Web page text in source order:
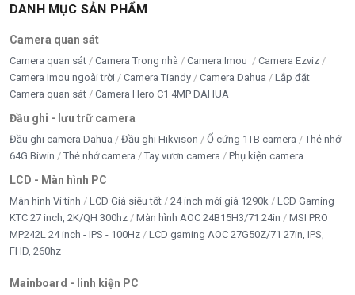
DANH MỤC SẢN PHẨM
Camera quan sát
Camera quan sát Camera Trong nhà Camera Imou
Camera Ezviz
Camera Imou ngoài trời
Camera Tiandy Camera Dahua
Lắp đặt
Camera quan sát
Camera Hero C1 4MP DAHUA
Đầu ghi - lưu trữ camera
Đầu ghi camera Dahua Đầu ghi Hikvison Ổ cứng 1TB camera
Thẻ nhớ
64G Biwin
Thẻ nhớ camera Tay vươn camera Phụ kiện camera
LCD - Màn hình PC
Màn hình Vi tính LCD Giá siêu tốt 24 inch mới giá 1290k
LCD Gaming
KTC 27 inch, 2K/QH 300hz
Màn hình AOC 24B15H3/71 24in
MSI PRO
MP242L 24 inch - IPS - 100Hz
LCD gaming AOC 27G50Z/71 27in, IPS,
FHD, 260hz
Mainboard - linh kiện PC